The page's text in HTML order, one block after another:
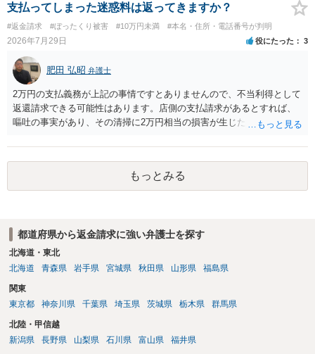
支払ってしまった迷惑料は返ってきますか？
#返金請求 #ぼったくり被害 #10万円未満 #本名・住所・電話番号が判明
2026年7月29日 役にたった 3
肥田 弘昭 弁護士
2万円の支払義務が上記の事情ですとありませんので、不当利得として
返還請求できる可能性はあります。店側の支払請求があるとすれば、
嘔吐の事実があり、その清掃に2万円相当の損害が生じた場合です。ご
もっとみる
都道府県から返金請求に強い弁護士を探す
北海道・東北
北海道
青森県 岩手県 宮城県 秋田県 山形県 福島県
関東
東京都
神奈川県 千葉県 埼玉県 茨城県 栃木県 群馬県
北陸・甲信越
新潟県
長野県 山梨県 石川県 富山県 福井県